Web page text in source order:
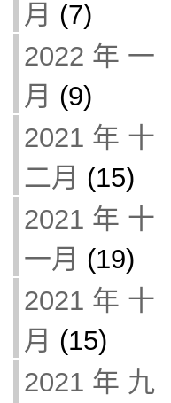
月 (7)
2022 年 一
月 (9)
2021 年 十
二月 (15)
2021 年 十
一月 (19)
2021 年 十
月 (15)
2021 年 九